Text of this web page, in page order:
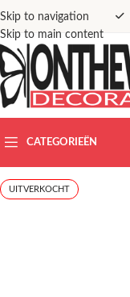
Skip to navigation
Skip to main content
CATEGORIEËN
UITVERKOCHT